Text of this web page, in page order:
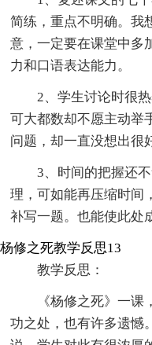
简练，重点不明确。我
意，一定要在课堂中多
力和口语表达能力。
2、学生讨论时很
可大都数却不愿主动举
问题，却一直没想出很
3、时间的把握还
理，可如能再压缩时间
补写一题。也能使此处
杨修之死教学反思13
教学反思：
《杨修之死》一
功之处，也有许多遗憾